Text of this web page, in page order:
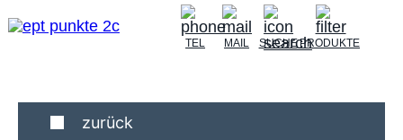
TEL MAIL SUCHEPRODUKTE
zurück